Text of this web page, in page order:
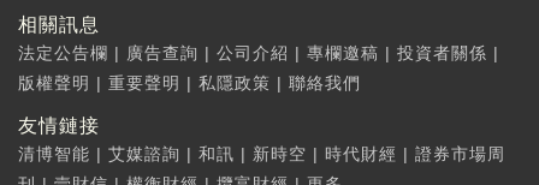
相關訊息
法定公告欄 | 廣告查詢 | 公司介紹 | 專欄邀稿 | 投資者關係 |
版權聲明 | 重要聲明 | 私隱政策 | 聯絡我們
友情鏈接
清博智能 | 艾媒諮詢 | 和訊 | 新時空 | 時代財經 | 證券市場周